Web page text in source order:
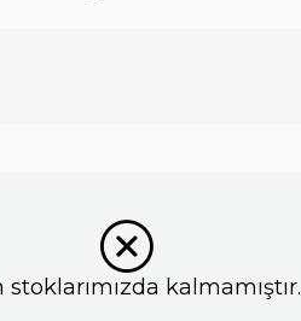
stoklarımızda kalmamıştır.